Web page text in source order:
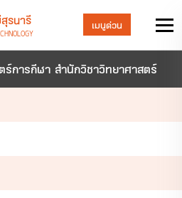
รนารี เมนูด่วน
ร์การกีฬา สำนักวิชาวิทยาศาสตร์